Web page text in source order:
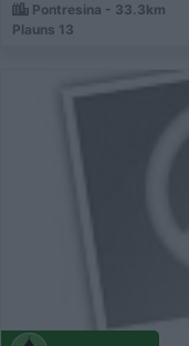
Pontresina - 33.3km
Plauns 13